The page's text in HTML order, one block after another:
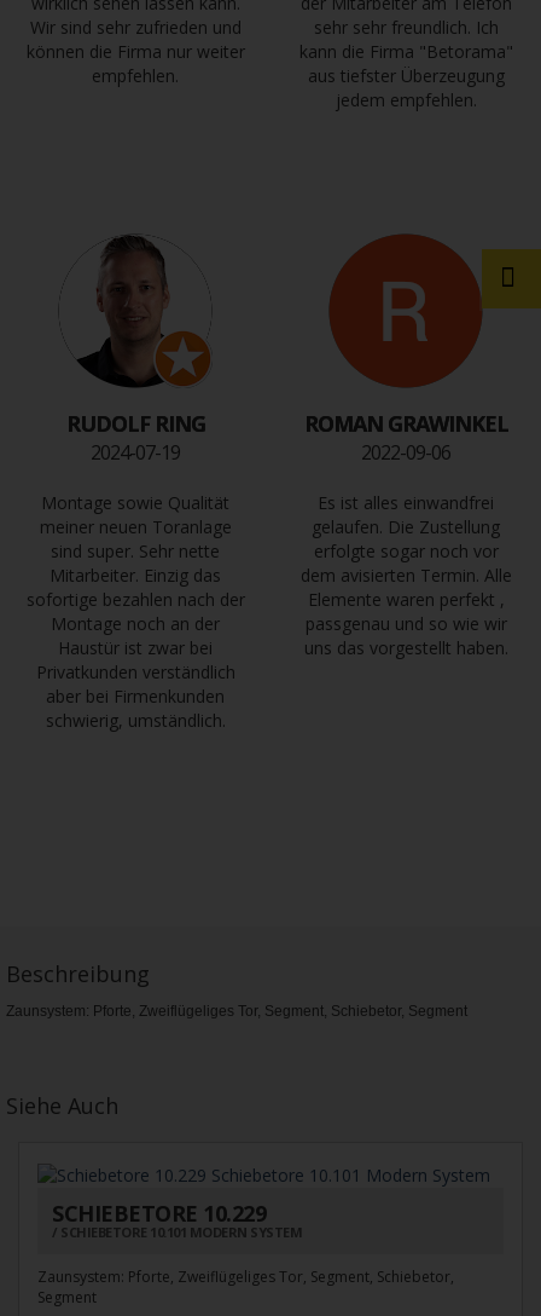
Wir sind sehr zufrieden und
können die Firma nur weiter
empfehlen.
sehr sehr freundlich. Ich
kann die Firma "Betorama"
aus tiefster Überzeugung
jedem empfehlen.
RUDOLF RING
2024-07-19
Montage sowie Qualität
meiner neuen Toranlage
sind super. Sehr nette
Mitarbeiter. Einzig das
sofortige bezahlen nach der
Montage noch an der
Haustür ist zwar bei
Privatkunden verständlich
aber bei Firmenkunden
schwierig, umständlich.
ROMAN GRAWINKEL
2022-09-06
Es ist alles einwandfrei
gelaufen. Die Zustellung
erfolgte sogar noch vor
dem avisierten Termin. Alle
Elemente waren perfekt ,
passgenau und so wie wir
uns das vorgestellt haben.
Beschreibung
Zaunsystem: Pforte, Zweiflügeliges Tor, Segment, Schiebetor, Segment
Siehe Auch
SCHIEBETORE 10.229
SCHIEBETORE 10.101 MODERN SYSTEM
Zaunsystem: Pforte, Zweiflügeliges Tor, Segment, Schiebetor,
Segment